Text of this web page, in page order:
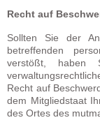
Recht auf
Sollten Sie der
betreffenden
verstößt, haben
Recht auf
dem Mitgliedstaat
des Ortes des